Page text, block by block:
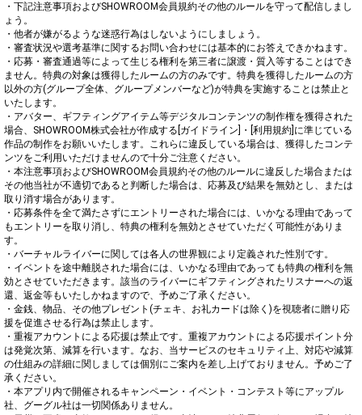
・下記注意事項およびSHOWROOM会員規約その他のルールを守って配信しまし
ょう。
・他者が嫌がるような迷惑行為はしないようにしましょう。
・審査状況や選考基準に関するお問い合わせには基本的にお答えできかねます。
・応募・審査通過等によって生じる権利を第三者に譲渡・質入等することはでき
ません。特典の対象は獲得したルームの方のみです。特典を獲得したルームの方
以外の方(グループ全体、グループメンバーなど)が特典を実施することは禁止と
いたします。
・アバター、ギフティングアイテム等デジタルコンテンツの制作権を獲得された
場合、SHOWROOM株式会社が作成する[ガイドライン]・[利用規約]に準じている
作品の制作をお願いいたします。これらに違反している場合は、獲得したコンテ
ンツをご利用いただけませんので十分ご注意ください。
・本注意事項およびSHOWROOM会員規約その他のルールに違反した場合または
その他当社が不適切であると判断した場合は、応募及び結果を無効とし、または
取り消す場合があります。
・応募条件を全て満たさずにエントリーされた場合には、いかなる理由であって
もエントリーを取り消し、特典の権利を無効とさせていただく可能性がありま
す。
・バーチャルライバーに関しては各人の世界観により定義された性別です。
・イベントを途中離脱された場合には、いかなる理由であっても特典の権利を無
効とさせていただきます。該当のライバーにギフティングされたリスナーへの返
還、返金等もいたしかねますので、予めご了承ください。
・金銭、物品、その他プレゼント(チェキ、お礼カードは除く)を視聴者に贈り応
援を促進させる行為は禁止します。
・重複アカウントによる応援は禁止です。重複アカウントによる応援ポイント分
は発覚次第、減算を行います。なお、当サービスのセキュリティ上、対応や減算
の仕組みの詳細に関しましては個別にご案内を差し上げておりません。予めご了
承ください。
・本アプリ内で開催されるキャンペーン・イベント・コンテスト等にアップル
社、グーグル社は一切関係ありません。